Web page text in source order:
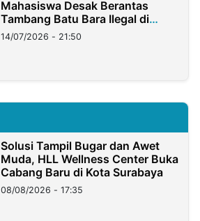
Mahasiswa Desak Berantas
Tambang Batu Bara Ilegal di
Lampung
14/07/2026 - 21:50
Solusi Tampil Bugar dan Awet
Muda, HLL Wellness Center Buka
Cabang Baru di Kota Surabaya
08/08/2026 - 17:35